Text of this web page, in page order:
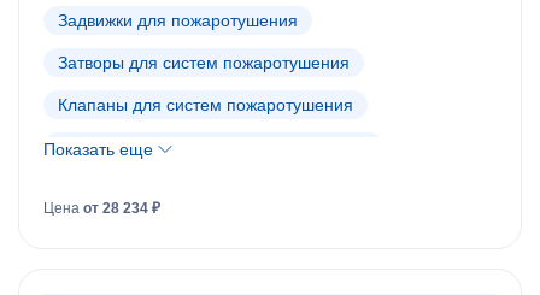
Задвижки для пожаротушения
Затворы для систем пожаротушения
Клапаны для систем пожаротушения
Пожарное оборудование Tyco (АРХИВ)
Показать еще
Цена от 28 234 ₽